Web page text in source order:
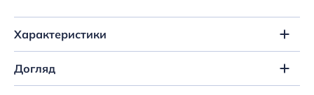
Характеристики
Догляд